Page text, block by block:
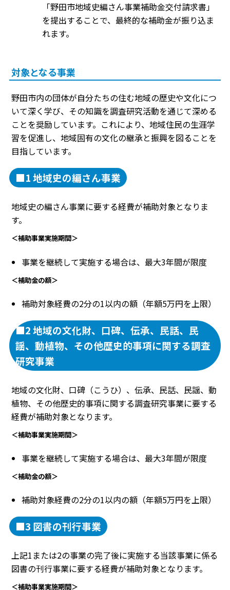
「野田市地域史編さん事業補助金交付請求書」
を提出することで、最終的な補助金が振り込ま
れます。
対象となる事業
野田市内の団体が自分たちの住む地域の歴史や文化につ
いて深く学び、その知識を調査研究活動を通じて深める
ことを奨励しています。これにより、地域住民の生涯学
習を促進し、地域固有の文化の継承と振興を図ることを
目指しています。
■1 地域史の編さん事業
地域史の編さん事業に要する経費が補助対象となりま
す。
＜補助事業実施期間＞
事業を継続して実施する場合は、最大3年間が限度
＜補助金の額＞
補助対象経費の2分の1以内の額（年額5万円を上限）
■2 地域の文化財、口碑、伝承、民話、民
謡、動植物、その他歴史的事項に関する調査
研究事業
地域の文化財、口碑（こうひ）、伝承、民話、民謡、動
植物、その他歴史的事項に関する調査研究事業に要する
経費が補助対象となります。
＜補助事業実施期間＞
事業を継続して実施する場合は、最大3年間が限度
＜補助金の額＞
補助対象経費の2分の1以内の額（年額5万円を上限）
■3 図書の刊行事業
上記1または2の事業の完了後に実施する当該事業に係る
図書の刊行事業に要する経費が補助対象となります。
＜補助事業実施期間＞